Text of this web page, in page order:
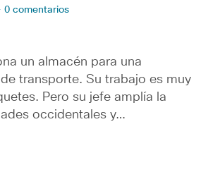
0 comentarios
un almacén para una
transporte. Su trabajo es muy
Pero su jefe amplía la
occidentales y…